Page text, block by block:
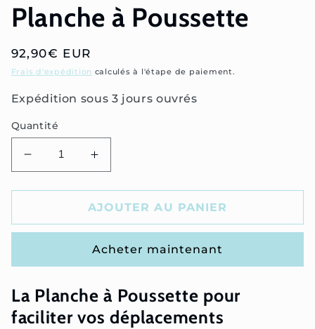
Planche à Poussette
Prix
habituel
92,90€ EUR
Frais d'expédition calculés à l'étape de paiement.
Expédition sous 3 jours ouvrés
Quantité
Réduire
la
quantité
Planche
Augmenter
la
quantité
de
Planche
Poussette
AJOUTER AU PANIER
Acheter maintenant
La Planche à Poussette pour
faciliter vos déplacements